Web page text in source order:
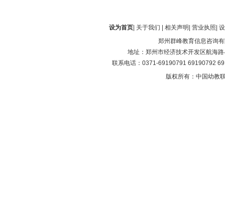
设为首页 关于我们 相关声明 营业执照
郑州群峰教育信息咨询
地址：郑州市经济技术开发区航海
联系电话：0371-69190791 69190792
版权所有：中国幼